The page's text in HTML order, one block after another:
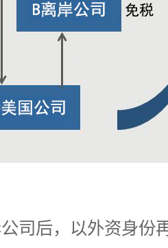
司后，以外资身份